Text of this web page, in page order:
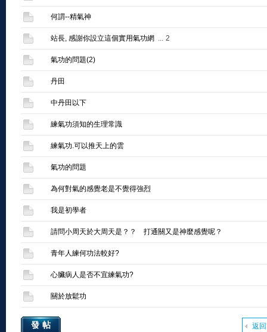
何謂--精氣神
站長, 感謝你設立這個實用氣功網 ... 2
氣功的問題(2)
丹田
中丹田以下
練氣功須知的生理常識
練氣功.可以推天上的雲
氣功的問題
為何對氣的感覺老是不覺得強烈
我是初學者
請問小周天於大周天是？？ 打通關又是神麼感覺呢？
青年人練何功法較好?
心臟病人是否不宜練氣功?
關於放鬆功
返
發帖